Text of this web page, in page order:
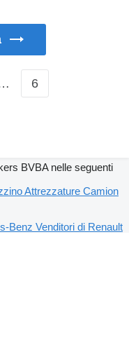
6
BVBA nelle seguenti
Attrezzature Camion
Benz Venditori di Renault